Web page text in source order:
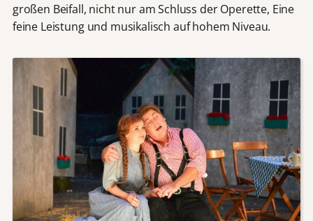
großen Beifall, nicht nur am Schluss der Operette, Eine
feine Leistung und musikalisch auf hohem Niveau.